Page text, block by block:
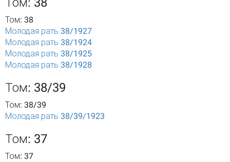
Том: 38
Молодая рать 38/1927
Молодая рать 38/1924
Молодая рать 38/1925
Молодая рать 38/1928
Том: 38/39
Том: 38/39
Молодая рать 38/39/1923
Том: 37
Том: 37